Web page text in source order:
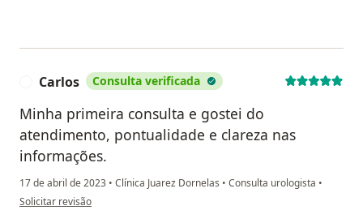
Carlos Consulta verificada
Minha primeira consulta e gostei do
atendimento, pontualidade e clareza nas
informações.
17 de abril de 2023 • Clínica Juarez Dornelas • Consulta urologista •
na opinião do utilizador Carlos
Solicitar revisão